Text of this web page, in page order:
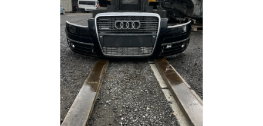
hvězdiček.